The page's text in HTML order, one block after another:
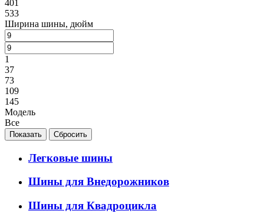
401
533
Ширина шины, дюйм
1
37
73
109
145
Модель
Все
Легковые шины
Шины для Внедорожников
Шины для Квадроцикла